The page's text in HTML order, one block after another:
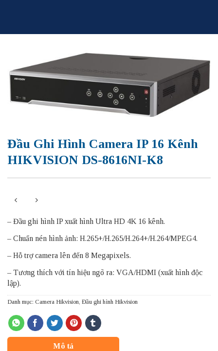
Đầu Ghi Hình Camera IP 16 Kênh
HIKVISION DS-8616NI-K8
– Đầu ghi hình IP xuất hình Ultra HD 4K 16 kênh.
– Chuẩn nén hình ảnh: H.265+/H.265/H.264+/H.264/MPEG4.
– Hỗ trợ camera lên đến 8 Megapixels.
– Tương thích với tín hiệu ngõ ra: VGA/HDMI (xuất hình độc
lập).
Danh mục: Camera Hikvision, Đầu ghi hình Hikvision
Mô tả